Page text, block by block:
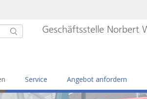
Geschäftsstelle Norbert
Service Angebot anfordern